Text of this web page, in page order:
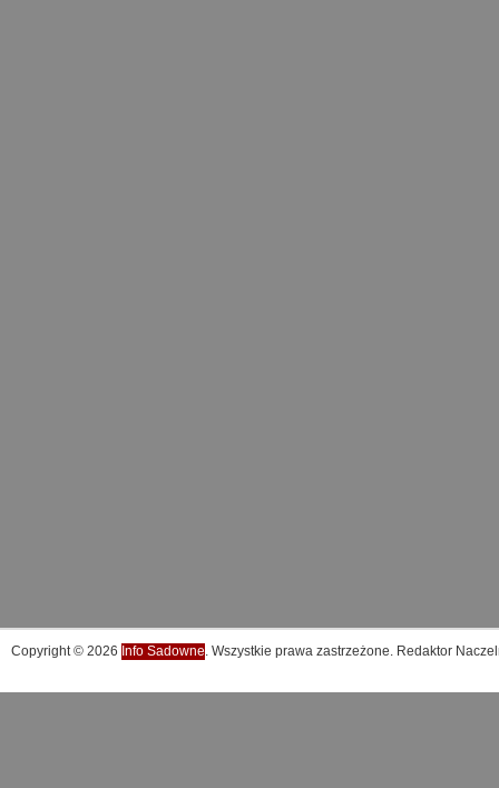
Copyright © 2026 Info Sadowne. Wszystkie prawa zastrzeżone. Redaktor